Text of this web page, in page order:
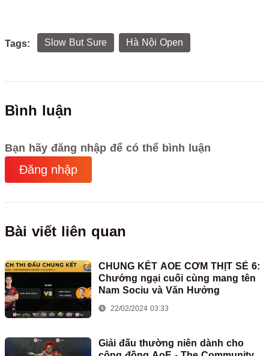
Tags: Slow But Sure Hà Nội Open
Bình luận
Bạn hãy đăng nhập để có thể bình luận
Đăng nhập
Bài viết liên quan
CHUNG KẾT AOE CƠM THỊT SẺ 6:
Chướng ngại cuối cùng mang tên
Nam Sociu và Văn Hưởng
22/02/2024 03:33
Giải đấu thường niên dành cho